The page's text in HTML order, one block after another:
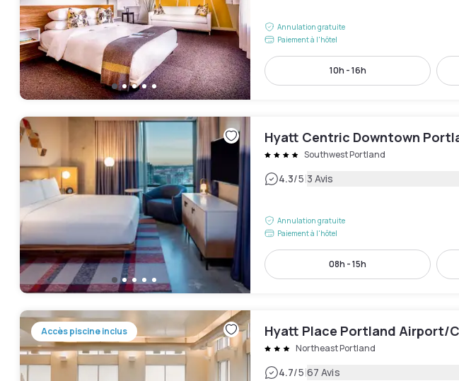
Annulation gratuite
Paiement à l'hôtel
10h - 16h
Hyatt Centric Downtown
Southwest Portland
4.3/5|3 Avis
Annulation gratuite
Paiement à l'hôtel
08h - 15h
Accès piscine inclus Hyatt Place Portland Airport/
Northeast Portland
4.7/5|67 Avis